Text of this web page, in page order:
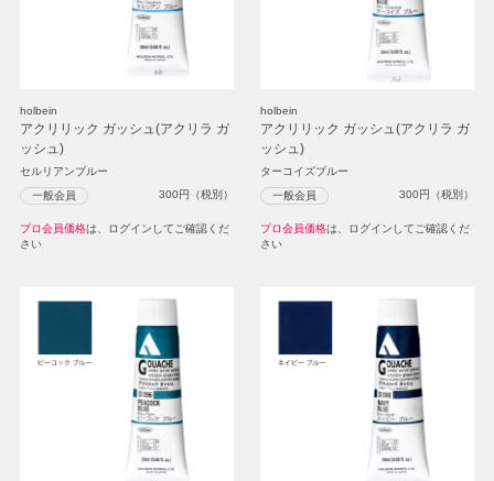
holbein
アクリリック ガッシュ(アクリラ ガ
ッシュ)
セルリアンブルー
一般会員 300円（税別）
プロ会員価格は、ログインしてご確認くだ
さい
holbein
アクリリック ガッシュ(アクリラ ガ
ッシュ)
ターコイズブルー
一般会員 300円（税別）
プロ会員価格は、ログインしてご確認くだ
さい